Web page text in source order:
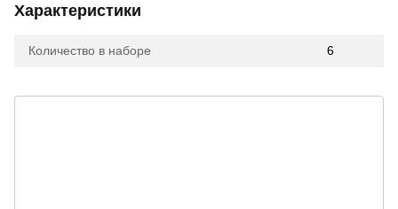
Характеристики
Количество в наборе 6